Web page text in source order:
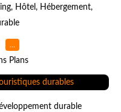
, Hôtel , Hébergement,
…
Plans
durable